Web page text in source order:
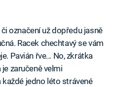
označení už dopředu jasně
Racek chechtavý se vám
Pavián řve... No, zkrátka
zaručeně velmi
jedno léto strávené